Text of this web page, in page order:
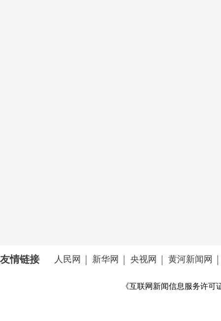
友情链接 人民网 新华网 央视网 黄河新闻网
《互联网新闻信息服务许可